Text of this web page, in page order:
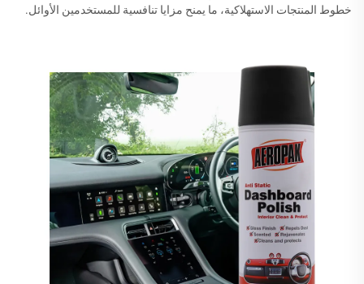
خطوط المنتجات الاستهلاكية، ما يمنح مزايا تنافسية للمستخدمين الأوائل.